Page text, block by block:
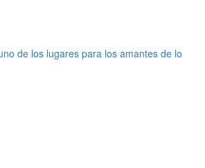
de los lugares para los amantes de lo